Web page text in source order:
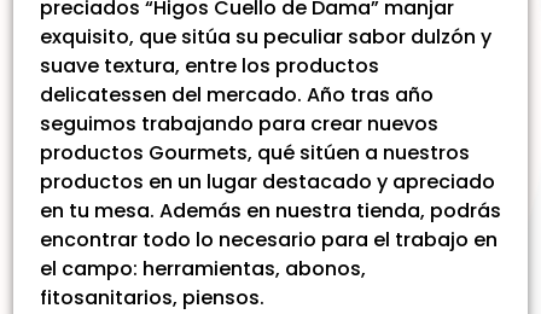
preciados “Higos Cuello de Dama” manjar
exquisito, que sitúa su peculiar sabor dulzón y
suave textura, entre los productos
delicatessen del mercado. Año tras año
seguimos trabajando para crear nuevos
productos Gourmets, qué sitúen a nuestros
productos en un lugar destacado y apreciado
en tu mesa. Además en nuestra tienda, podrás
encontrar todo lo necesario para el trabajo en
el campo: herramientas, abonos,
fitosanitarios, piensos.